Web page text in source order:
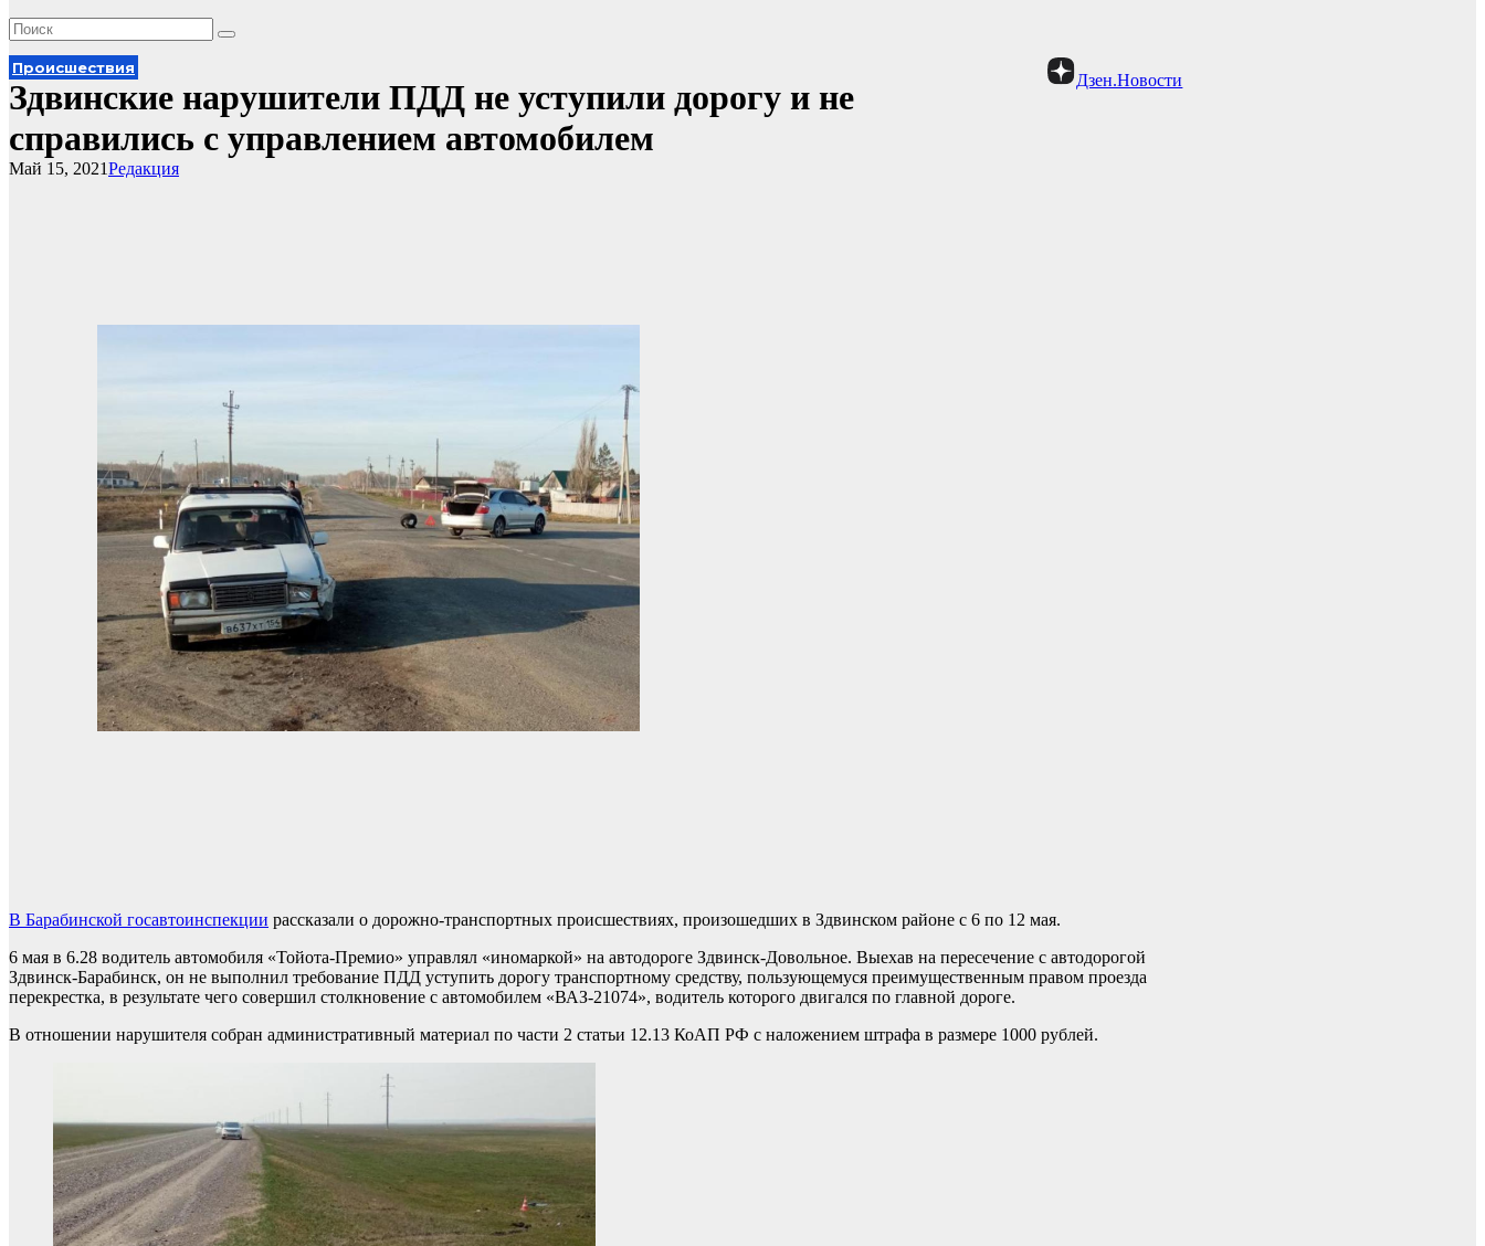
Дзен.Новости
Происшествия
Здвинские нарушители ПДД не уступили дорогу и не
справились с управлением автомобилем
Редакция
Май 15, 2021
В Барабинской госавтоинспекции рассказали о дорожно-транспортных происшествиях, произошедших в Здвинском районе с 6 по 12 мая.
6 мая в 6.28 водитель автомобиля «Тойота-Премио» управлял «иномаркой» на автодороге Здвинск-Довольное. Выехав на пересечение с автодорогой
Здвинск-Барабинск, он не выполнил требование ПДД уступить дорогу транспортному средству, пользующемуся преимущественным правом проезда
перекрестка, в результате чего совершил столкновение с автомобилем «ВАЗ-21074», водитель которого двигался по главной дороге.
В отношении нарушителя собран административный материал по части 2 статьи 12.13 КоАП РФ с наложением штрафа в размере 1000 рублей.